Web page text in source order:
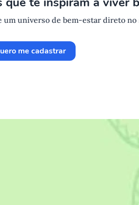
um universo de bem-estar direto
me cadastrar